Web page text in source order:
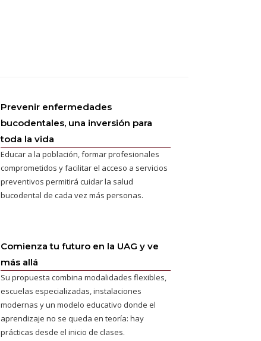
Prevenir enfermedades
bucodentales, una inversión para
toda la vida
Educar a la población, formar profesionales
comprometidos y facilitar el acceso a servicios
preventivos permitirá cuidar la salud
bucodental de cada vez más personas.
Comienza tu futuro en la UAG y ve
más allá
Su propuesta combina modalidades flexibles,
escuelas especializadas, instalaciones
modernas y un modelo educativo donde el
aprendizaje no se queda en teoría: hay
prácticas desde el inicio de clases.